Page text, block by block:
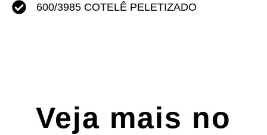
600/3985 COTELÊ PELETIZADO
Veja mais no